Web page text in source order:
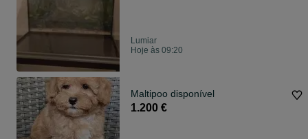
Lumiar
Hoje às 09:20
Maltipoo disponível
1.200 €